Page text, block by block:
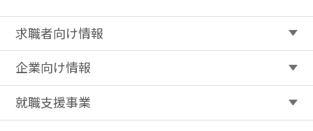
求職者向け情報
企業向け情報
就職支援事業